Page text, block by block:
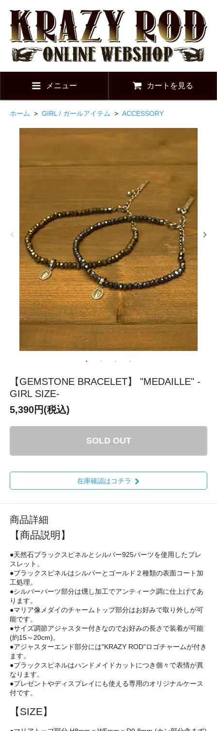
メニュー カートを見る
ホーム > GIRL / ガールアイテム > ACCESSORY
【GEMSTONE BRACELET】 "MEDAILLE" -
GIRL SIZE-
5,390円(税込)
SOLD OUT
在庫確認はコチラ
商品詳細
【商品説明】
●天然石ブラックスピネルとシルバー925パーツを使用したブレ
スレット。
●ブラックスピネルはシルバーとゴールド２種類の表面コート加
工処理。
●シルバーパーツ部分は燻し加工でアンティーク調に仕上げてあ
ります。
●マリア像メダイのチャームトップ部分はお好みで取り外しが可
能です。
●サイズ調節アジャスター付きなのでお好みの長さで装着が可能
(約15～20cm)。
●アジャスターエンド部分には"KRAZY ROD"ロゴチャームが付き
ます。
●ブラックスピネルはハンドメイドカットにつき個々で表情が異
なります。
●プレゼントやディスプレイにも使える専用のオリジナルケース
付です。
【SIZE】